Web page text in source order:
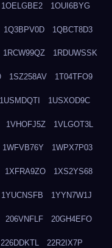
1OELGBE2 1OUI6BYG
1Q3BPV0D 1QBCT8D3
1RCW99QZ 1RDUWSSK
1SZ258AV 1T04TFO9
1USMDQTI 1USXOD9C
1VHOFJ5Z 1VLGOT3L
1WFVB76Y 1WPX7P03
1XFRA9ZO 1XS2YS68
1YUCNSFB 1YYN7W1J
206VNFLF 20GH4EFO
226DDKTL 22R2IX7P